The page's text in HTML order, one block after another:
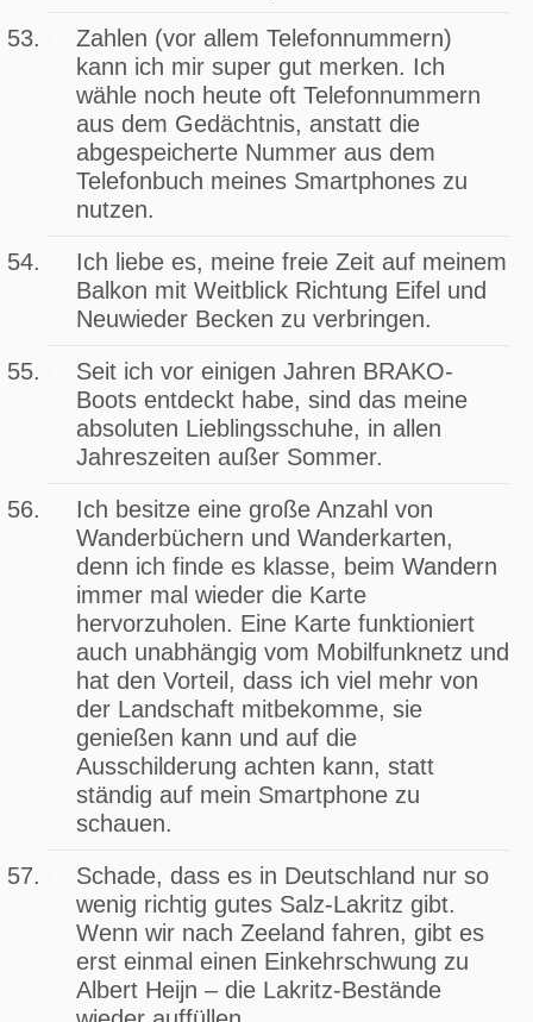
Zahlen (vor allem Telefonnummern)
kann ich mir super gut merken. Ich
wähle noch heute oft Telefonnummern
aus dem Gedächtnis, anstatt die
abgespeicherte Nummer aus dem
Telefonbuch meines Smartphones zu
nutzen.
Ich liebe es, meine freie Zeit auf meinem
Balkon mit Weitblick Richtung Eifel und
Neuwieder Becken zu verbringen.
Seit ich vor einigen Jahren BRAKO-
Boots entdeckt habe, sind das meine
absoluten Lieblingsschuhe, in allen
Jahreszeiten außer Sommer.
Ich besitze eine große Anzahl von
Wanderbüchern und Wanderkarten,
denn ich finde es klasse, beim Wandern
immer mal wieder die Karte
hervorzuholen. Eine Karte funktioniert
auch unabhängig vom Mobilfunknetz und
hat den Vorteil, dass ich viel mehr von
der Landschaft mitbekomme, sie
genießen kann und auf die
Ausschilderung achten kann, statt
ständig auf mein Smartphone zu
schauen.
Schade, dass es in Deutschland nur so
wenig richtig gutes Salz-Lakritz gibt.
Wenn wir nach Zeeland fahren, gibt es
erst einmal einen Einkehrschwung zu
Albert Heijn – die Lakritz-Bestände